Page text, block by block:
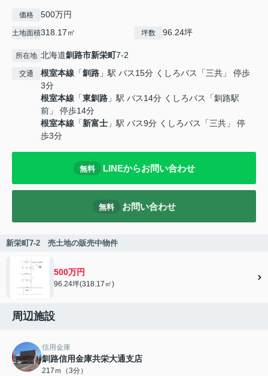
価格 500万円
土地面積318.17㎡ 坪数 96.24坪
所在地 北海道釧路市新栄町7-2
交通 根室本線 「釧路 」駅 バス15分 くしろバス「三共」 停歩
3分
根室本線 「東釧路 」駅 バス14分 くしろバス「釧路駅
前」 停歩14分
根室本線 「新富士 」駅 バス9分 くしろバス「三共」 停
歩3分
無料 LINEからお問い合わせ
無料 お問い合わせ
新栄町7-2 売土地の販売中物件
500万円
96.24坪(318.17㎡)
周辺施設
信用金庫
釧路信用金庫共栄大通支店
217ｍ（3分）